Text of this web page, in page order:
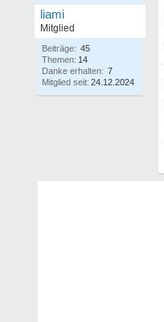
liami
Mitglied
Beiträge: 45
Themen: 14
Danke erhalten: 7
Mitglied seit: 24.12.2024